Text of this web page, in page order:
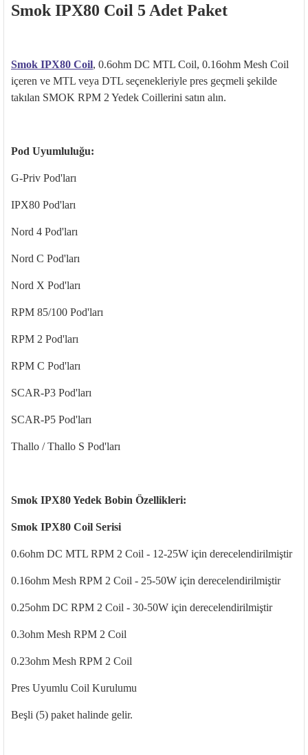
Smok IPX80 Coil 5 Adet Paket
Smok IPX80 Coil, 0.6ohm DC MTL Coil, 0.16ohm Mesh Coil
içeren ve MTL veya DTL seçenekleriyle pres geçmeli şekilde
takılan SMOK RPM 2 Yedek Coillerini satın alın.
Pod Uyumluluğu:
G-Priv Pod'ları
IPX80 Pod'ları
Nord 4 Pod'ları
Nord C Pod'ları
Nord X Pod'ları
RPM 85/100 Pod'ları
RPM 2 Pod'ları
RPM C Pod'ları
SCAR-P3 Pod'ları
SCAR-P5 Pod'ları
Thallo / Thallo S Pod'ları
Smok IPX80 Yedek Bobin Özellikleri:
Smok IPX80 Coil Serisi
0.6ohm DC MTL RPM 2 Coil - 12-25W için derecelendirilmiştir
0.16ohm Mesh RPM 2 Coil - 25-50W için derecelendirilmiştir
0.25ohm DC RPM 2 Coil - 30-50W için derecelendirilmiştir
0.3ohm Mesh RPM 2 Coil
0.23ohm Mesh RPM 2 Coil
Pres Uyumlu Coil Kurulumu
Beşli (5) paket halinde gelir.